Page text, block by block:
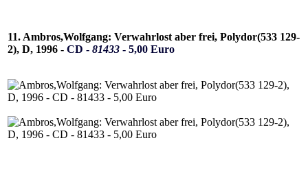
11. Ambros,Wolfgang: Verwahrlost aber frei, Polydor(533 129-
2), D, 1996 - CD - 81433 - 5,00 Euro